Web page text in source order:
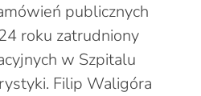
publicznych
roku zatrudniony
w Szpitalu
Filip Waligóra